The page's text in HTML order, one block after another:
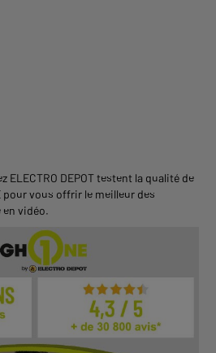
ELECTRO DEPOT testent la qualité de
pour vous offrir le meilleur des
en vidéo.